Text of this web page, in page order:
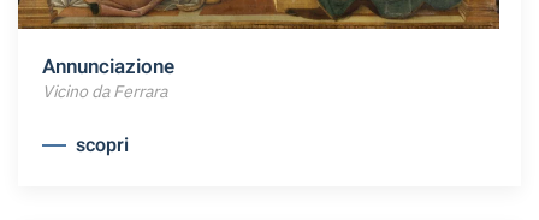
Annunciazione
Vicino da Ferrara
scopri